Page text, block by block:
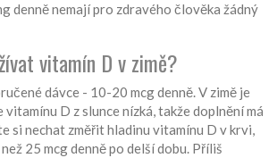
denně nemají pro zdravého člověka žádný
vitamín D v zimě?
dávce - 10-20 mcg denně. V zimě je
D z slunce nízká, takže doplnění má
si nechat změřit hladinu vitamínu D v krvi,
25 mcg denně po delší dobu. Příliš